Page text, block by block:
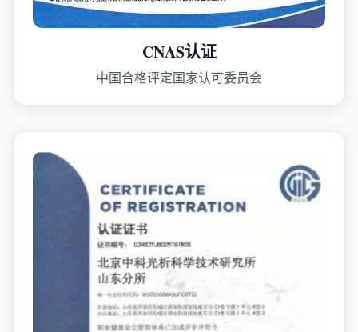
CNAS认证
中国合格评定国家认可委员会